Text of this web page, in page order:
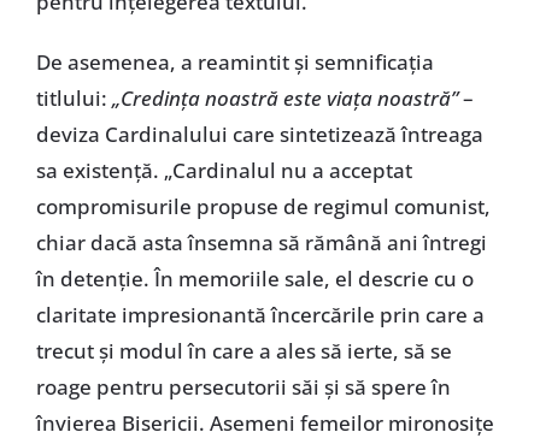
De asemenea, a reamintit și semnificația
titlului: „Credința noastră este viața noastră”–
deviza Cardinalului care sintetizează întreaga
sa existență. „Cardinalul nu a acceptat
compromisurile propuse de regimul comunist,
chiar dacă asta însemna să rămână ani întregi
în detenție. În memoriile sale, el descrie cu o
claritate impresionantă încercările prin care a
trecut și modul în care a ales să ierte, să se
roage pentru persecutorii săi și să spere în
învierea Bisericii. Asemeni femeilor mironosițe